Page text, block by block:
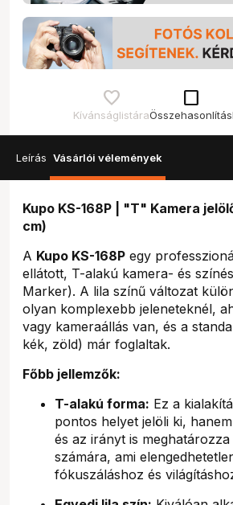
Kívánságlistára
check_box_outline_blank
Összehasonlítás
Leírás Vásárlói vélemények
Kupo KS-168P | "T" Kamera
cm)
A Kupo KS-168P egy
ellátott, T-alakú kamera- és
Marker). A lila színű változat
olyan komplexebb jeleneteknél,
vagy kameraállás van, és a
kék, zöld) már foglaltak.
Főbb jellemzők:
T-alakú forma: Ez a
pontos helyet jelöli ki,
és az irányt is
számára, ami
fókuszáláshoz és